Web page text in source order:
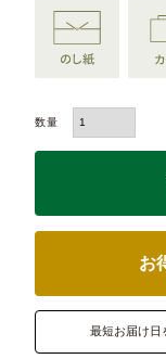
お
最短お届け日